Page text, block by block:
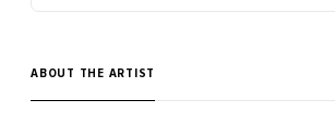
ABOUT THE ARTIST